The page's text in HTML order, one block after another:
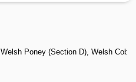
Welsh Poney (Section D), Welsh Cob